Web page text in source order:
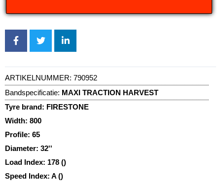
ARTIKELNUMMER: 790952
Bandspecificatie: MAXI TRACTION HARVEST
Tyre brand: FIRESTONE
Width: 800
Profile: 65
Diameter: 32''
Load Index: 178 ()
Speed Index: A ()